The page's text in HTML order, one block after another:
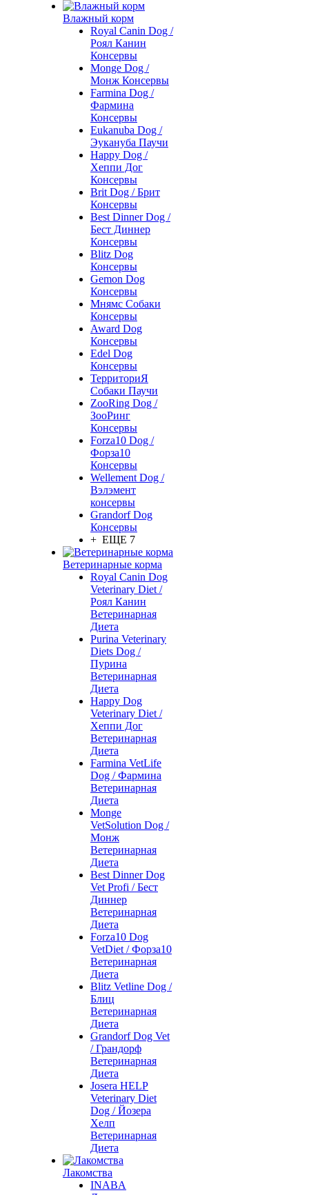
Влажный корм
Royal Canin Dog /
Роял Канин
Консервы
Monge Dog /
Монж Консервы
Farmina Dog /
Фармина
Консервы
Eukanuba Dog /
Эукануба Паучи
Happy Dog /
Хеппи Дог
Консервы
Brit Dog / Брит
Консервы
Best Dinner Dog /
Бест Диннер
Консервы
Blitz Dog
Консервы
Gemon Dog
Консервы
Мнямс Собаки
Консервы
Award Dog
Консервы
Edel Dog
Консервы
ТерриториЯ
Собаки Паучи
ZooRing Dog /
ЗооРинг
Консервы
Forza10 Dog /
Форза10
Консервы
Wellement Dog /
Вэлэмент
консервы
Grandorf Dog
Консервы
+ ЕЩЕ 7
Ветеринарные корма
Royal Canin Dog
Veterinary Diet /
Роял Канин
Ветеринарная
Диета
Purina Veterinary
Diets Dog /
Пурина
Ветеринарная
Диета
Happy Dog
Veterinary Diet /
Хеппи Дог
Ветеринарная
Диета
Farmina VetLife
Dog / Фармина
Ветеринарная
Диета
Monge
VetSolution Dog /
Монж
Ветеринарная
Диета
Best Dinner Dog
Vet Profi / Бест
Диннер
Ветеринарная
Диета
Forza10 Dog
VetDiet / Форза10
Ветеринарная
Диета
Blitz Vetline Dog /
Блиц
Ветеринарная
Диета
Grandorf Dog Vet
/ Грандорф
Ветеринарная
Диета
Josera HELP
Veterinary Diet
Dog / Йозера
Хелп
Ветеринарная
Диета
Лакомства
INABA